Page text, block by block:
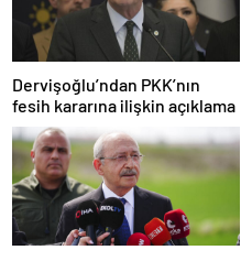
Dervişoğlu’ndan PKK’nın
fesih kararına ilişkin açıklama